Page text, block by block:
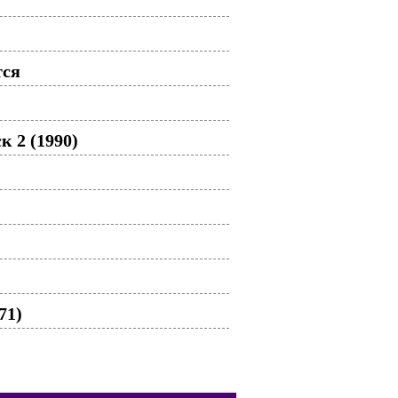
2 (1990)